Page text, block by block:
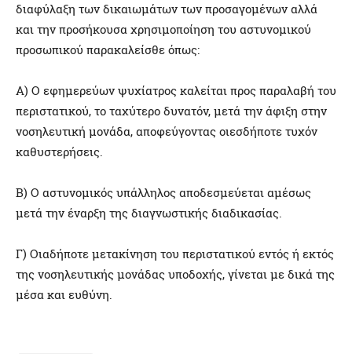
διαφύλαξη των δικαιωμάτων των προσαγομένων αλλά
και την προσήκουσα χρησιμοποίηση του αστυνομικού
προσωπικού παρακαλείσθε όπως:
Α) Ο εφημερεύων ψυχίατρος καλείται προς παραλαβή του
περιστατικού, το ταχύτερο δυνατόν, μετά την άφιξη στην
νοσηλευτική μονάδα, αποφεύγοντας οιεσδήποτε τυχόν
καθυστερήσεις.
Β) Ο αστυνομικός υπάλληλος αποδεσμεύεται αμέσως
μετά την έναρξη της διαγνωστικής διαδικασίας.
Γ) Οιαδήποτε μετακίνηση του περιστατικού εντός ή εκτός
της νοσηλευτικής μονάδας υποδοχής, γίνεται με δικά της
μέσα και ευθύνη.